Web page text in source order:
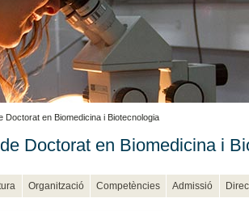
Doctorat en Biomedicina i Biotecnologia
Doctorat en Biomedicina i
Organització Competències Admissió